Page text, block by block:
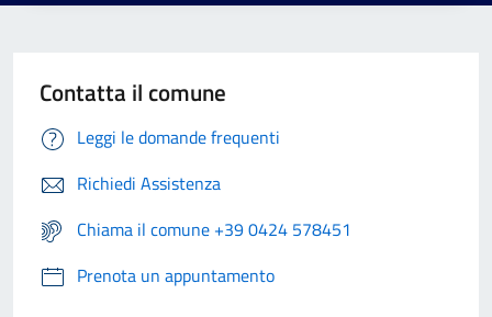
Contatta il comune
Leggi le domande frequenti
Richiedi Assistenza
Chiama il comune +39 0424 578451
Prenota un appuntamento